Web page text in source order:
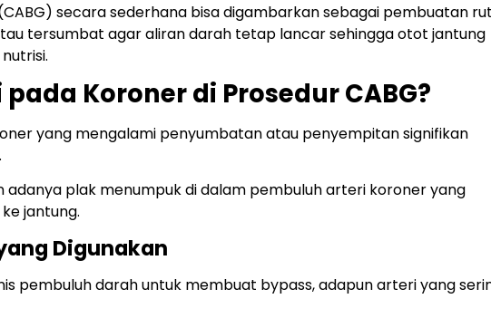
secara sederhana bisa digambarkan sebagai pembuatan
tersumbat agar aliran darah tetap lancar sehingga otot jantung
Koroner di Prosedur CABG?
yang mengalami penyumbatan atau penyempitan signifikan
plak menumpuk di dalam pembuluh arteri koroner yang
jantung.
Digunakan
pembuluh darah untuk membuat bypass, adapun arteri yang